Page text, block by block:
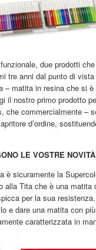
due prodotti
tre anni dal punto di vista
– matita in resina che si è
il nostro primo prodotto
che commercialmente –
d’ordine,
LE VOSTRE
è sicuramente la
alla Tita che è una matita
per la sua
e dare una matita con
caratterizzata in